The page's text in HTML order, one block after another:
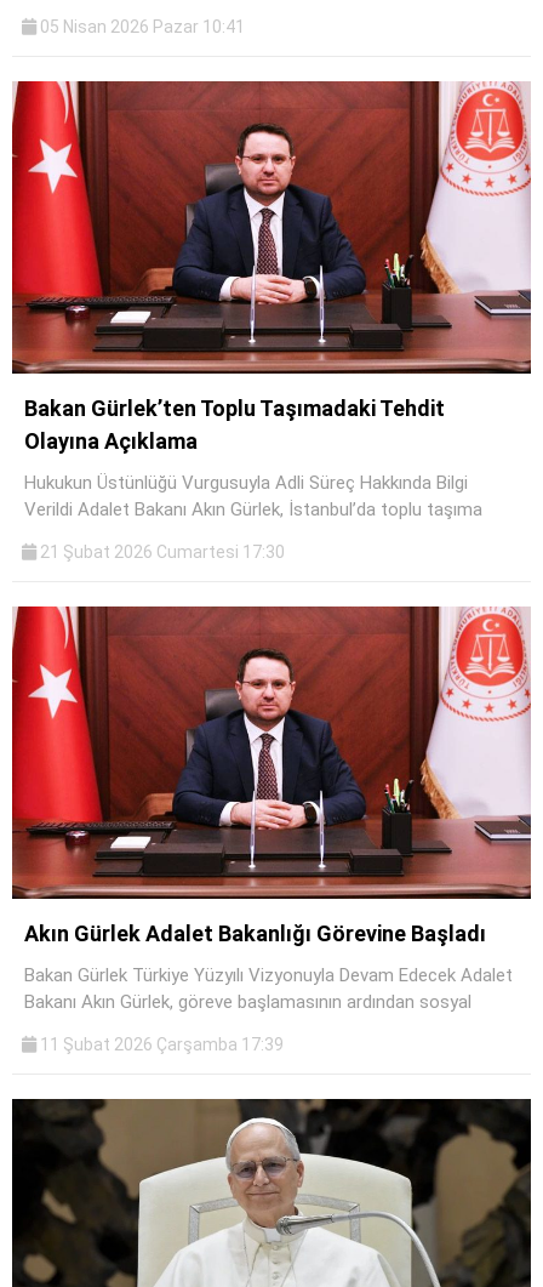
05 Nisan 2026 Pazar 10:41
Bakan Gürlek’ten Toplu Taşımadaki Tehdit
Olayına Açıklama
Hukukun Üstünlüğü Vurgusuyla Adli Süreç Hakkında Bilgi
Verildi Adalet Bakanı Akın Gürlek, İstanbul’da toplu taşıma
21 Şubat 2026 Cumartesi 17:30
Akın Gürlek Adalet Bakanlığı Görevine Başladı
Bakan Gürlek Türkiye Yüzyılı Vizyonuyla Devam Edecek Adalet
Bakanı Akın Gürlek, göreve başlamasının ardından sosyal
11 Şubat 2026 Çarşamba 17:39